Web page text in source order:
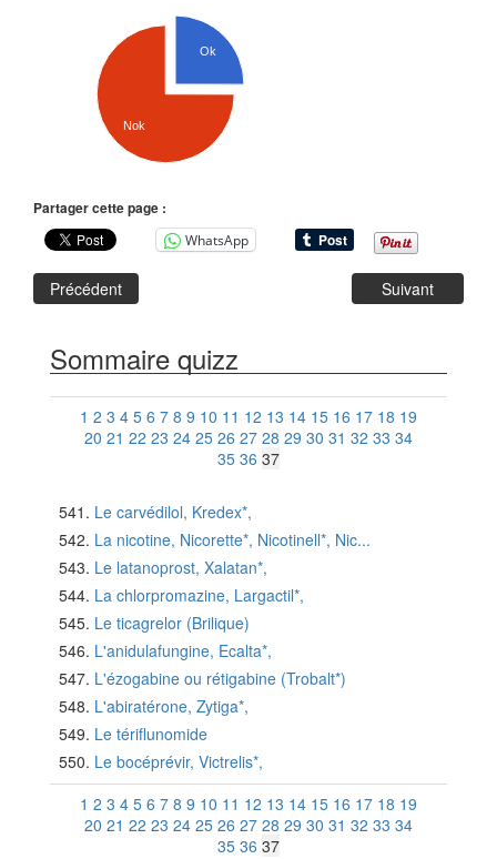
Ok
Nok
Partager cette page :
WhatsApp
Précédent Suivant
Sommaire quizz
1 2 3 4 5 6 7 8 9 10 11 12 13 14 15 16 17 18 19
20 21 22 23 24 25 26 27 28 29 30 31 32 33 34
35 36 37
Le carvédilol, Kredex*,
La nicotine, Nicorette*, Nicotinell*, Nic...
Le latanoprost, Xalatan*,
La chlorpromazine, Largactil*,
Le ticagrelor (Brilique)
L'anidulafungine, Ecalta*,
L'ézogabine ou rétigabine (Trobalt*)
L'abiratérone, Zytiga*,
Le tériflunomide
Le bocéprévir, Victrelis*,
1 2 3 4 5 6 7 8 9 10 11 12 13 14 15 16 17 18 19
20 21 22 23 24 25 26 27 28 29 30 31 32 33 34
35 36 37